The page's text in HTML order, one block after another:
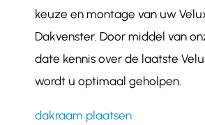
keuze en montage van uw
Dakvenster. Door middel van
date kennis over de laatste
wordt u optimaal geholpen.
dakraam plaatsen